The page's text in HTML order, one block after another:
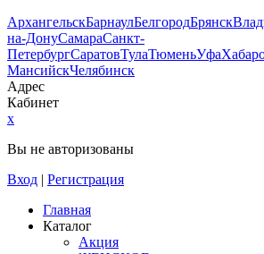
АрхангельскБарнаулБелгородБрянск
на-ДонуСамараСанкт-
ПетербургСаратовТулаТюменьУфа
МансийскЧелябинск
Адрес
Кабинет
x
Вы не авторизованы
Вход | Регистрация
Главная
Каталог
Акция